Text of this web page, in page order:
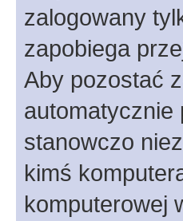
zalogowany
zapobiega
Aby pozostać
automatycznie
stanowczo
kimś
komputerowej